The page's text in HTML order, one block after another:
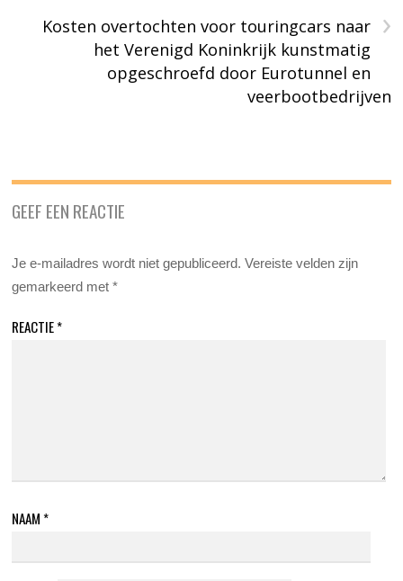
›
Kosten overtochten voor touringcars naar
het Verenigd Koninkrijk kunstmatig
opgeschroefd door Eurotunnel en
veerbootbedrijven
GEEF EEN REACTIE
Je e-mailadres wordt niet gepubliceerd. Vereiste velden zijn
gemarkeerd met*
REACTIE*
NAAM *